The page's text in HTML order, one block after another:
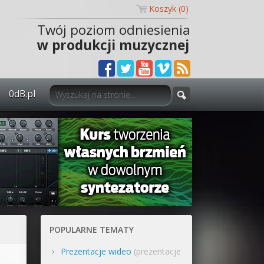
Koszyk (0)
Twój poziom odniesienia
w produkcji muzycznej
0dB.pl
0dB.pl - informacje
Newsletter
Materiały dla mediów
Archiwum aktualności
POPULARNE TEMATY
Prezentacje wideo (prezentacje